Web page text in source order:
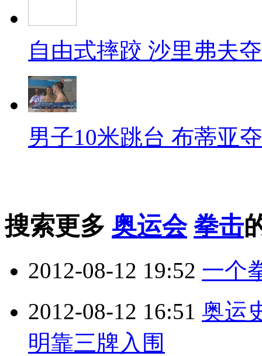
自由式摔跤 沙里弗夫
男子10米跳台 布蒂亚
搜索更多 奥运会 拳击
2012-08-12 19:52 一个
2012-08-12 16:51 奥运
明靠三牌入围